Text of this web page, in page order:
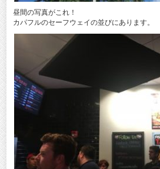
昼間の写真がこれ！
カパフルのセーフウェイの並びにあります。